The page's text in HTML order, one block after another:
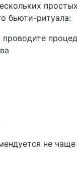
бьюти-ритуала:
не